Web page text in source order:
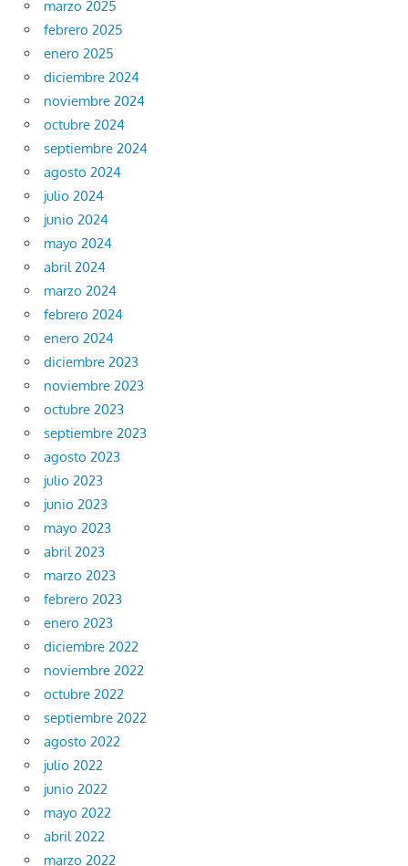
marzo 2025
febrero 2025
enero 2025
diciembre 2024
noviembre 2024
octubre 2024
septiembre 2024
agosto 2024
julio 2024
junio 2024
mayo 2024
abril 2024
marzo 2024
febrero 2024
enero 2024
diciembre 2023
noviembre 2023
octubre 2023
septiembre 2023
agosto 2023
julio 2023
junio 2023
mayo 2023
abril 2023
marzo 2023
febrero 2023
enero 2023
diciembre 2022
noviembre 2022
octubre 2022
septiembre 2022
agosto 2022
julio 2022
junio 2022
mayo 2022
abril 2022
marzo 2022